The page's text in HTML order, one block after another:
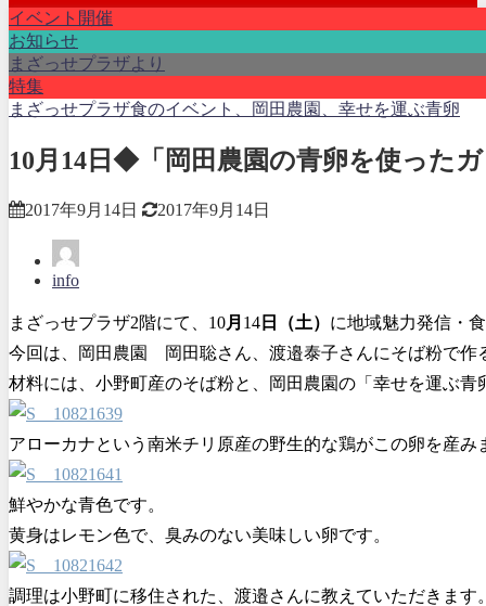
イベント開催
お知らせ
まざっせプラザより
特集
まざっせプラザ食のイベント、岡田農園、幸せを運ぶ青卵
10月14日◆「岡田農園の青卵を使った
2017年9月14日 2017年9月14日
info
まざっせプラザ2階にて、10月 14 日（土） に地域魅力発信・
今回は、岡田農園 岡田聡さん、渡邉泰子さんにそば粉で作
材料には、小野町産のそば粉と、岡田農園の「幸せを運ぶ青
アローカナという南米チリ原産の野生的な鶏がこの卵を産み
鮮やかな青色です。
黄身はレモン色で、臭みのない美味しい卵です。
調理は小野町に移住された、渡邉さんに教えていただきます